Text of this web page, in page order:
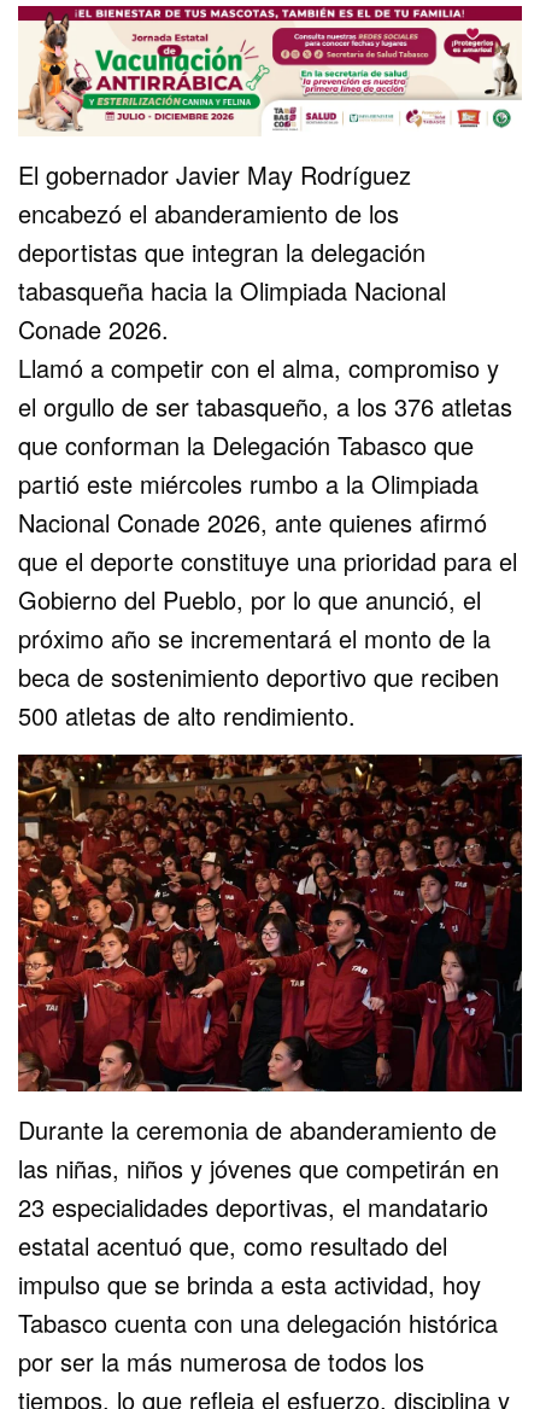
El gobernador Javier May Rodríguez
encabezó el abanderamiento de los
deportistas que integran la delegación
tabasqueña hacia la Olimpiada Nacional
Conade 2026.
Llamó a competir con el alma, compromiso y
el orgullo de ser tabasqueño, a los 376 atletas
que conforman la Delegación Tabasco que
partió este miércoles rumbo a la Olimpiada
Nacional Conade 2026, ante quienes afirmó
que el deporte constituye una prioridad para el
Gobierno del Pueblo, por lo que anunció, el
próximo año se incrementará el monto de la
beca de sostenimiento deportivo que reciben
500 atletas de alto rendimiento.
Durante la ceremonia de abanderamiento de
las niñas, niños y jóvenes que competirán en
23 especialidades deportivas, el mandatario
estatal acentuó que, como resultado del
impulso que se brinda a esta actividad, hoy
Tabasco cuenta con una delegación histórica
por ser la más numerosa de todos los
tiempos, lo que refleja el esfuerzo, disciplina y